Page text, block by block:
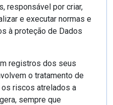
responsável por criar,
e executar normas e
à proteção de Dados
registros dos seus
o tratamento de
riscos atrelados a
sempre que